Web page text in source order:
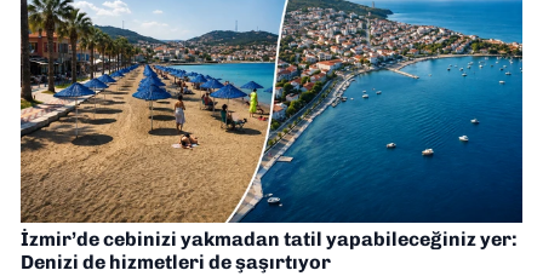
İzmir’de cebinizi yakmadan tatil yapabileceğiniz yer:
Denizi de hizmetleri de şaşırtıyor